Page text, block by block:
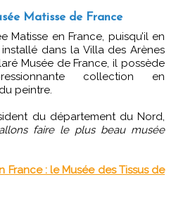
Matisse de France
dans la Villa des Arènes
Musée de France, il possède
collection en
peintre.
du département du Nord,
faire le plus beau musée
France : le Musée des Tissus de